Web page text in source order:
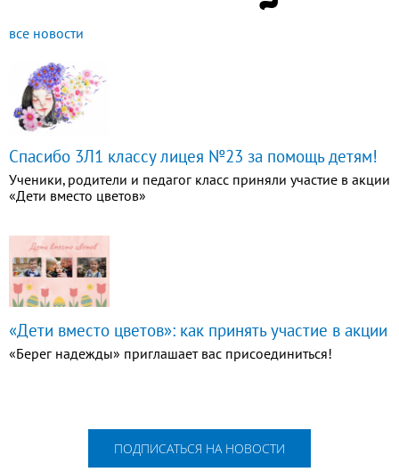
все новости
Спасибо 3Л1 классу лицея №23 за помощь детям!
Ученики, родители и педагог класс приняли участие в акции
«Дети вместо цветов»
«Дети вместо цветов»: как принять участие в акции
«Берег надежды» приглашает вас присоединиться!
ПОДПИСАТЬСЯ НА НОВОСТИ